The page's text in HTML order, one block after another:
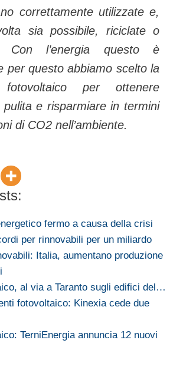
correttamente utilizzate e,
sia possibile, riciclate o
Con l’energia questo è
per questo abbiamo scelto la
per ottenere
pulita e risparmiare in termini
di CO2 nell’ambiente.
fermo a causa della crisi
per rinnovabili per un miliardo
Italia, aumentano produzione
al via a Taranto sugli edifici del…
fotovoltaico: Kinexia cede due
TerniEnergia annuncia 12 nuovi